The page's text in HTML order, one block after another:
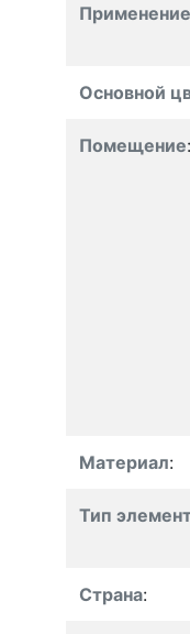
Применение
Основной
Помещение:
Материал:
Тип
Страна: